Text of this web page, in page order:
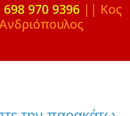
698 970 9396 || Κος